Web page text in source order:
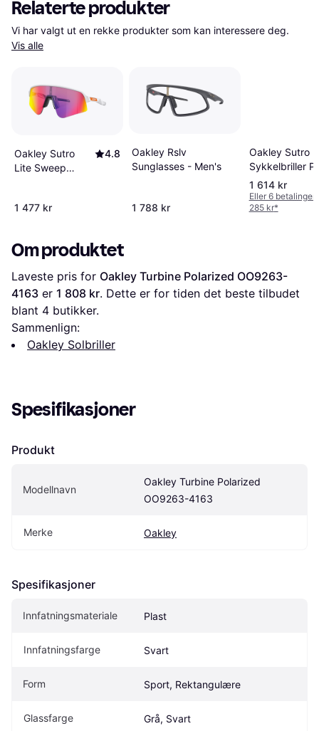
Relaterte produkter
Vis alle
Oakley Sutro
Lite Sweep
4.8
1 477 kr
Oakley Rslv
Sunglasses - Men's
1 788 kr
Oakley Sutro
Sykkelbriller
Black
1 614 kr
Eller 6 betalinger
285 kr*
Om produktet
Laveste pris for Oakley Turbine Polarized OO9263-
4163 er 1 808 kr. Dette er for tiden det beste tilbudet
blant 4 butikker.
Sammenlign:
Oakley Solbriller
Spesifikasjoner
Produkt
Modellnavn
Oakley Turbine Polarized
OO9263-4163
Merke Oakley
Spesifikasjoner
Innfatningsmateriale Plast
Innfatningsfarge Svart
Form Sport, Rektangulære
Glassfarge Grå, Svart